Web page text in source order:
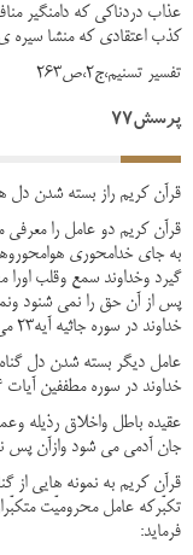
عذاب دردناکی که دامنگیر
کذب اعتقادی که منشا
تفسیر تسنیم،ج2،ص263
پرسش77
قرآن کریم راز بسته شدن دل
به جای خدامحوری
گیرد وخداوند سمع وقلب
پس از آن حق را نمی شنود
خداوند در سوره جاثیه آیه23 می فرماید:
عامل دیگر بسته شدن دل
خداوند در سوره مطففین آیات 14-15 می فرماید:
عقیده باطل واخلاق رذیله
جان آدمی می شود وازآن پس
قرآن کریم به نمونه هایی از
فرماید: